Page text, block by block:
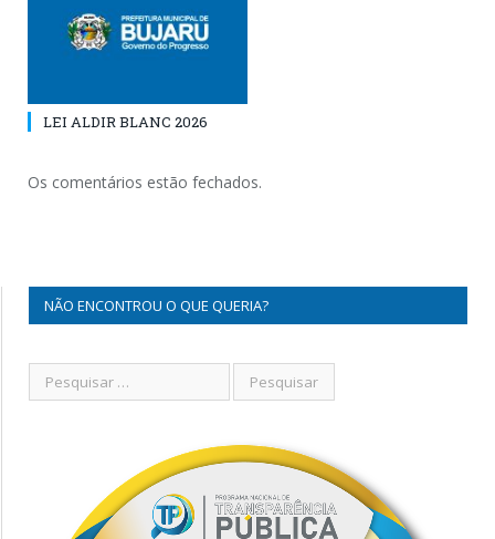
LEI ALDIR BLANC 2026
Os comentários estão fechados.
NÃO ENCONTROU O QUE QUERIA?